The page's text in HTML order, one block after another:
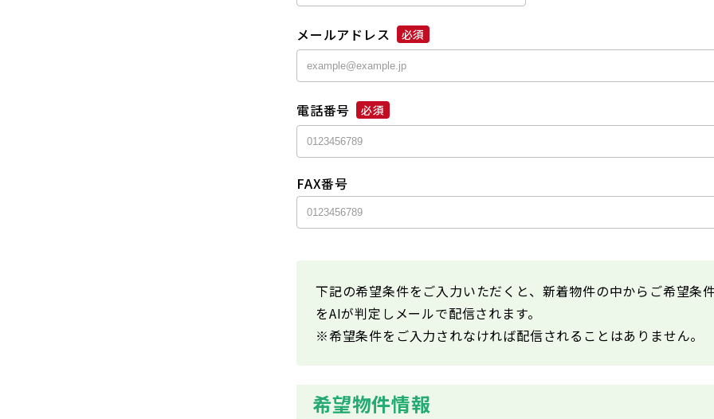
メールアドレス 必須
電話番号 必須
FAX番号
下記の希望条件をご入力いただくと、新着物件の中からご希望条
をAIが判定しメールで配信されます。
※希望条件をご入力されなければ配信されることはありません。
希望物件情報